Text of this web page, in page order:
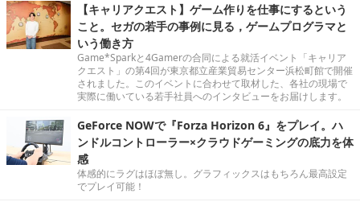
【キャリアクエスト】ゲーム作りを仕事にするという
こと。セガの若手の事例に見る，ゲームプログラマと
いう働き方
Game*Sparkと4Gamerの合同による就活イベント「キャリア
クエスト」の第4回が東京都立産業貿易センター浜松町館で開催
されました。このイベントに合わせて取材した、各社の現場で
実際に働いている若手社員へのインタビューをお届けします。
GeForce NOWで『Forza Horizon 6』をプレイ。ハ
ンドルコントローラー×クラウドゲーミングの底力を体
感
体感的にラグはほぼ無し。グラフィックスはもちろん最高設定
でプレイ可能！